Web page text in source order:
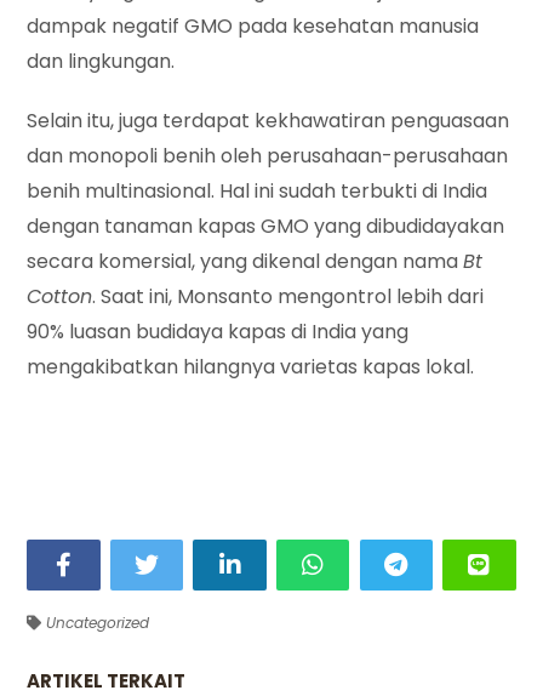
dampak negatif GMO pada kesehatan manusia
dan lingkungan.
Selain itu, juga terdapat kekhawatiran penguasaan
dan monopoli benih oleh perusahaan-perusahaan
benih multinasional. Hal ini sudah terbukti di India
dengan tanaman kapas GMO yang dibudidayakan
secara komersial, yang dikenal dengan namaBt
Cotton. Saat ini, Monsanto mengontrol lebih dari
90% luasan budidaya kapas di India yang
mengakibatkan hilangnya varietas kapas lokal.
Uncategorized
ARTIKEL TERKAIT